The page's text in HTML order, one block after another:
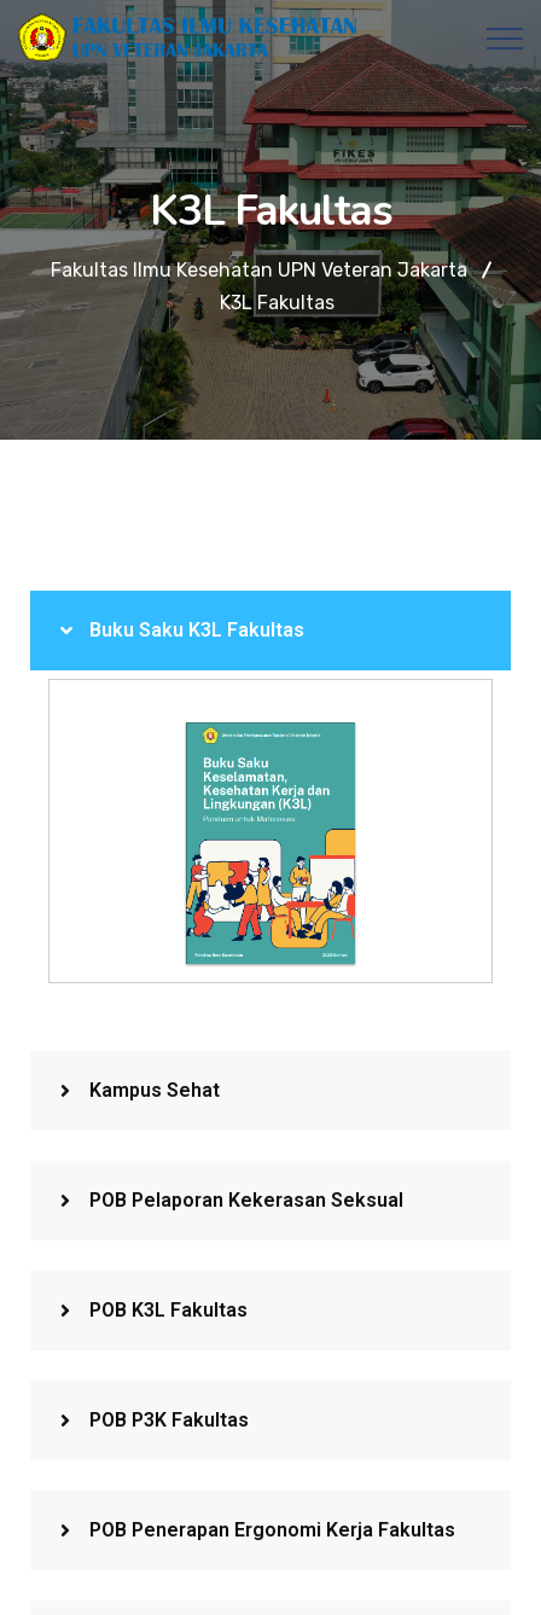
K3L Fakultas
Fakultas Ilmu Kesehatan UPN Veteran Jakarta
K3L Fakultas
Buku Saku K3L Fakultas
Kampus Sehat
POB Pelaporan Kekerasan Seksual
POB K3L Fakultas
POB P3K Fakultas
POB Penerapan Ergonomi Kerja Fakultas